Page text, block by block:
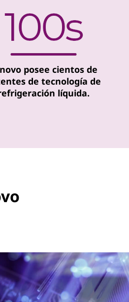
posee cientos de
de tecnología de
líquida.